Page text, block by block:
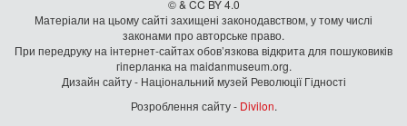
© & CC BY 4.0
Матеріали на цьому сайті захищені законодавством, у тому числі
законами про авторське право.
При передруку на iнтернет-сайтах обов’язкова відкрита для пошуковиків
гiперланка на maidanmuseum.org.
Дизайн сайту - Національний музей Революції Гідності
Розроблення сайту - Divilon.